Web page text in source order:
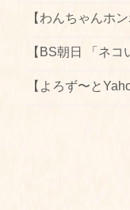
【わんちゃんホ
【BS朝日 「ネコ
【よろず〜と